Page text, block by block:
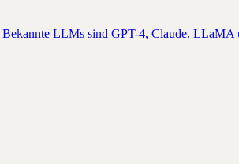
Bekannte LLMs sind GPT-4, Claude,